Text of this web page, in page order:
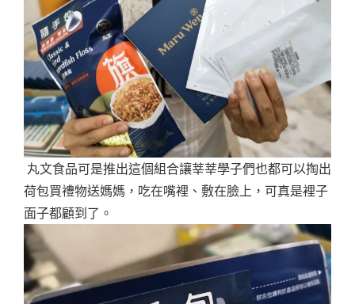
丸文食品可是推出這個組合讓莘莘學子們也都可以掏出
荷包買禮物送媽媽，吃在嘴裡、敷在臉上，可真是裡子
面子都顧到了。